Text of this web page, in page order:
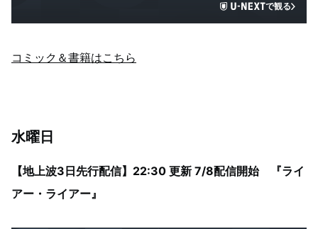
で観る
コミック＆書籍はこちら
水曜日
【地上波3日先行配信】22:30 更新 7/8配信開始 『ライ
アー・ライアー』